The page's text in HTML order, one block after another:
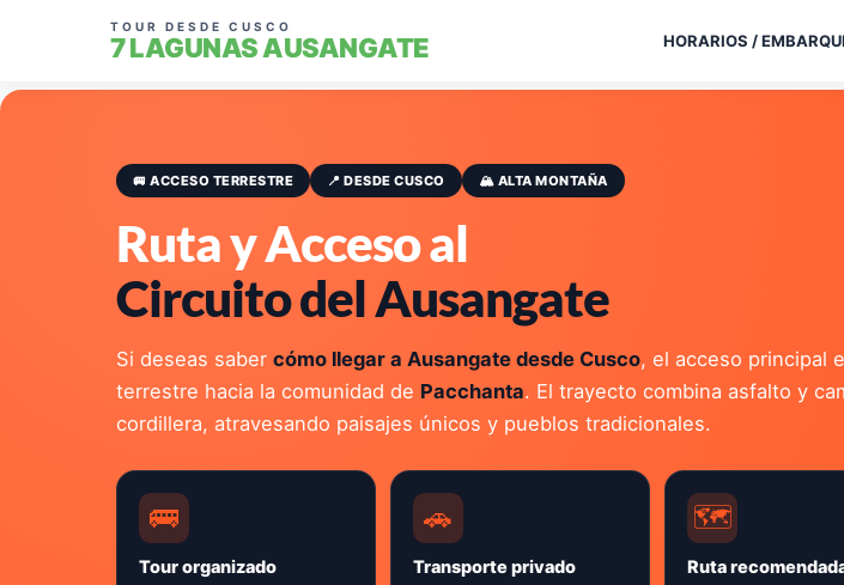
TOUR DESDE CUSCO
7 LAGUNAS AUSANGATE HORARIOS /
🚐 ACCESO TERRESTRE 📍 DESDE CUSCO 🏔️ ALTA MONTAÑA
Ruta y Acceso al
Circuito del Ausangate
Si deseas saber cómo llegar a Ausangate desde Cusco, el acceso principal
terrestre hacia la comunidad de Pacchanta. El trayecto combina asfalto y
cordillera, atravesando paisajes únicos y pueblos tradicionales.
🚌
Tour organizado
🚗
Transporte privado
🗺️
Ruta